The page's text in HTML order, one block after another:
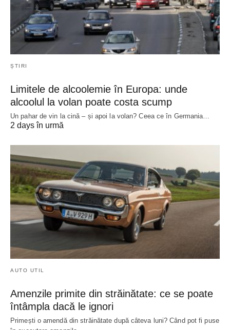
ȘTIRI
Limitele de alcoolemie în Europa: unde
alcoolul la volan poate costa scump
Un pahar de vin la cină – și apoi la volan? Ceea ce în Germania…
2 days în urmă
AUTO UTIL
Amenzile primite din străinătate: ce se poate
întâmpla dacă le ignori
Primești o amendă din străinătate după câteva luni? Când pot fi puse